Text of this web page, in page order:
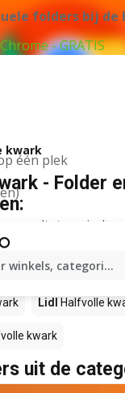
folders bij de
- GRATIS
één plek
winkels,
kwark
- Folder
resultaten vinden
in actie –
Lidl Halfvolle
kwark
uit de